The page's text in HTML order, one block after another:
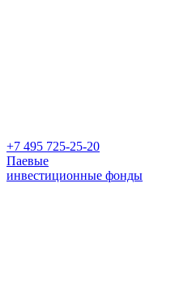
+7 495 725-25-20
Паевые
инвестиционные фонды